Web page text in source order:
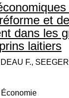
et de
dans les
laitiers
F.,